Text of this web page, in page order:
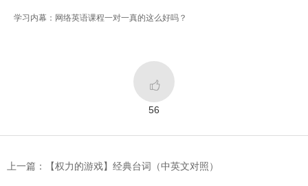
学习内幕：网络英语课程一对一真的这么好吗？

56
上一篇：【权力的游戏】经典台词（中英文对照）